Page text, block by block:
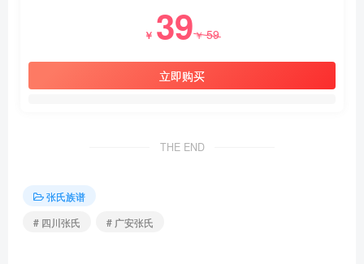
￥ 39￥59
立即购买
THE END
张氏族谱
# 四川张氏
# 广安张氏